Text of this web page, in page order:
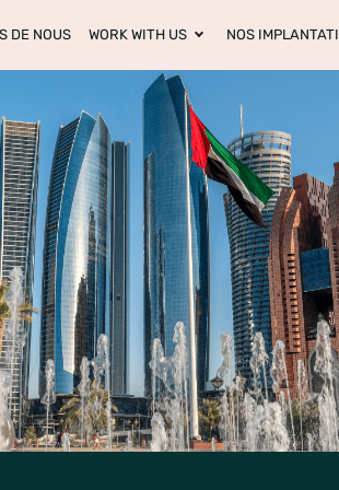
DE NOUS WORK WITH US NOS